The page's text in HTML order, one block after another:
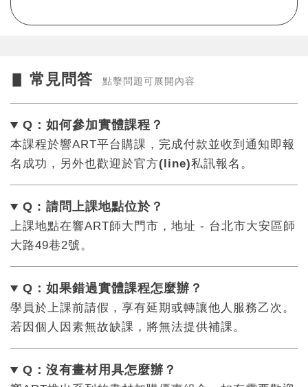
常見問答 點擊問題可展開內容
Q：如何參加實體課程？
本課程於響ART平台購課，完成付款並收到通知即報
名成功，另外也歡迎於官方(line)私訊報名。
Q : 請問上課地點位於？
上課地點在響ART師大門市，地址 - 台北市大安區師
大路49巷2號。
Q：如果錯過實體課程怎麼辦 ？
學員於上課前請假，享有延期或轉讓他人服務乙次。
若因個人因素無故缺課，將無法提供補課。
Q：沒有畫材用具怎麼辦 ？